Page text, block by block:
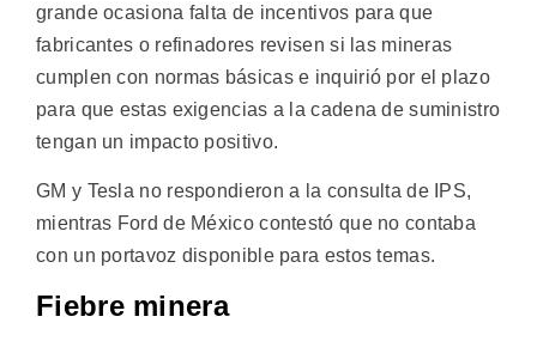
grande ocasiona falta de incentivos para que
fabricantes o refinadores revisen si las mineras
cumplen con normas básicas e inquirió por el plazo
para que estas exigencias a la cadena de suministro
tengan un impacto positivo.
GM y Tesla no respondieron a la consulta de IPS,
mientras Ford de México contestó que no contaba
con un portavoz disponible para estos temas.
Fiebre minera